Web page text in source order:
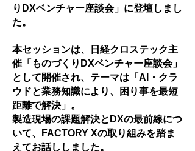
りDXベンチャー座談会」に登壇しまし
た。
本セッションは、日経クロステック主
催「ものづくりDXベンチャー座談会」
として開催され、テーマは「AI・クラ
ウドと業務知識により、困り事を最短
距離で解決」。
製造現場の課題解決とDXの最前線につ
いて、FACTORY Xの取り組みを踏ま
えてお話ししました。